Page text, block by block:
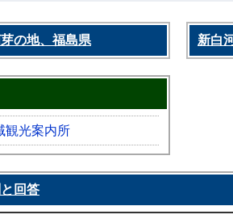
の地、福島県 新白
観光案内所
回答